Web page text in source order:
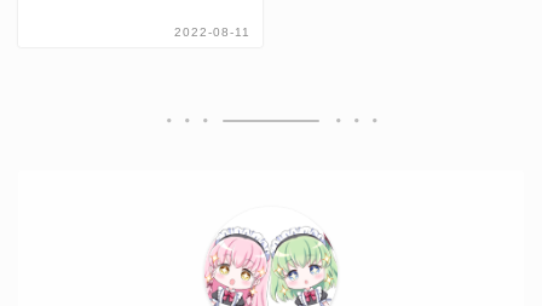
2022-08-11